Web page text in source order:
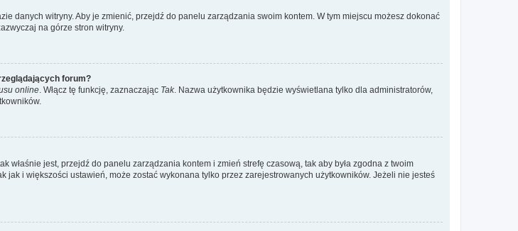
danych witryny. Aby je zmienić, przejdź do panelu zarządzania swoim kontem. W tym miejscu możesz dokonać
na górze stron witryny.
forum?
online . Włącz tę funkcję, zaznaczając Tak. Nazwa użytkownika będzie wyświetlana tylko dla administratorów,
jest, przejdź do panelu zarządzania kontem i zmień strefę czasową, tak aby była zgodna z twoim
i większości ustawień, może zostać wykonana tylko przez zarejestrowanych użytkowników. Jeżeli nie jesteś